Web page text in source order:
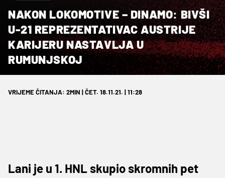
NAKON LOKOMOTIVE – DINAMO: BIVŠI
U-21 REPREZENTATIVAC AUSTRIJE
KARIJERU NASTAVLJA U
RUMUNJSKOJ
VRIJEME ČITANJA: 2MIN | ČET. 18.11.21. | 11:28
Lani je u 1. HNL skupio skromnih pet